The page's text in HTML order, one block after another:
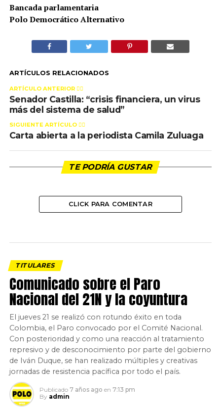
Bancada parlamentaria
Polo Democrático Alternativo
ARTÍCULOS RELACIONADOS
ARTÍCULO ANTERIOR 👉🏻
Senador Castilla: “crisis financiera, un virus
más del sistema de salud”
SIGUIENTE ARTÍCULO 👈🏻
Carta abierta a la periodista Camila Zuluaga
TE PODRÍA GUSTAR
CLICK PARA COMENTAR
TITULARES
Comunicado sobre el Paro
Nacional del 21N y la coyuntura
El jueves 21 se realizó con rotundo éxito en toda
Colombia, el Paro convocado por el Comité Nacional.
Con posterioridad y como una reacción al tratamiento
represivo y de desconocimiento por parte del gobierno
de Iván Duque, se han realizado múltiples y creativas
jornadas de resistencia pacífica por todo el país.
Publicado 7 años ago en 7:13 pm
By admin